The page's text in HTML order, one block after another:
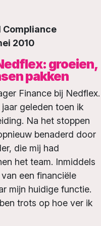
Compliance
2010
groeien,
pakken
Finance bij Nedflex.
geleden toen ik
Na het stoppen
benaderd door
die mij had
het team. Inmiddels
een financiële
mijn huidige functie.
trots op hoe ver ik